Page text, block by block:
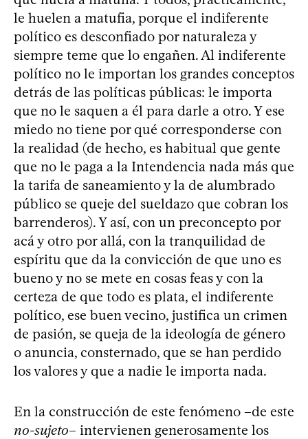
le huelen a matufia, porque el indiferente
político es desconfiado por naturaleza y
siempre teme que lo engañen. Al indiferente
político no le importan los grandes conceptos
detrás de las políticas públicas: le importa
que no le saquen a él para darle a otro. Y ese
miedo no tiene por qué corresponderse con
la realidad (de hecho, es habitual que gente
que no le paga a la Intendencia nada más que
la tarifa de saneamiento y la de alumbrado
público se queje del sueldazo que cobran los
barrenderos). Y así, con un preconcepto por
acá y otro por allá, con la tranquilidad de
espíritu que da la convicción de que uno es
bueno y no se mete en cosas feas y con la
certeza de que todo es plata, el indiferente
político, ese buen vecino, justifica un crimen
de pasión, se queja de la ideología de género
o anuncia, consternado, que se han perdido
los valores y que a nadie le importa nada.
En la construcción de este fenómeno –de este
no-sujeto– intervienen generosamente los